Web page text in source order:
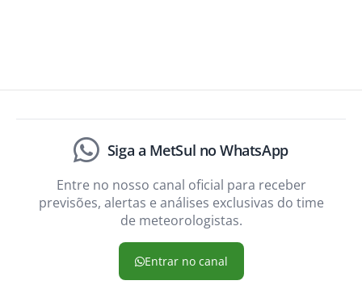
Siga a MetSul no WhatsApp
Entre no nosso canal oficial para receber
previsões, alertas e análises exclusivas do time
de meteorologistas.
Entrar no canal